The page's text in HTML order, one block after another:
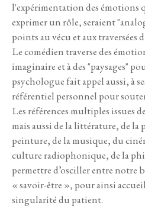
l'expérimentation des
exprimer un rôle, seraient
points au vécu et aux traversées
Le comédien traverse des
imaginaire et à des "paysages"
psychologue fait appel aussi, à
référentiel personnel pour
Les références multiples issues
mais aussi de la littérature, de la
peinture, de la musique, du
culture radiophonique, de la
permettre d’osciller entre notre
« savoir-être », pour ainsi
singularité du patient.